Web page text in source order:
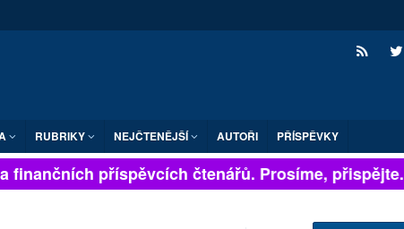
RUBRIKY NEJČTENĚJŠÍ AUTOŘI PŘÍSPĚVKY
příspěvcích čtenářů. Prosíme, přispějte. ➥